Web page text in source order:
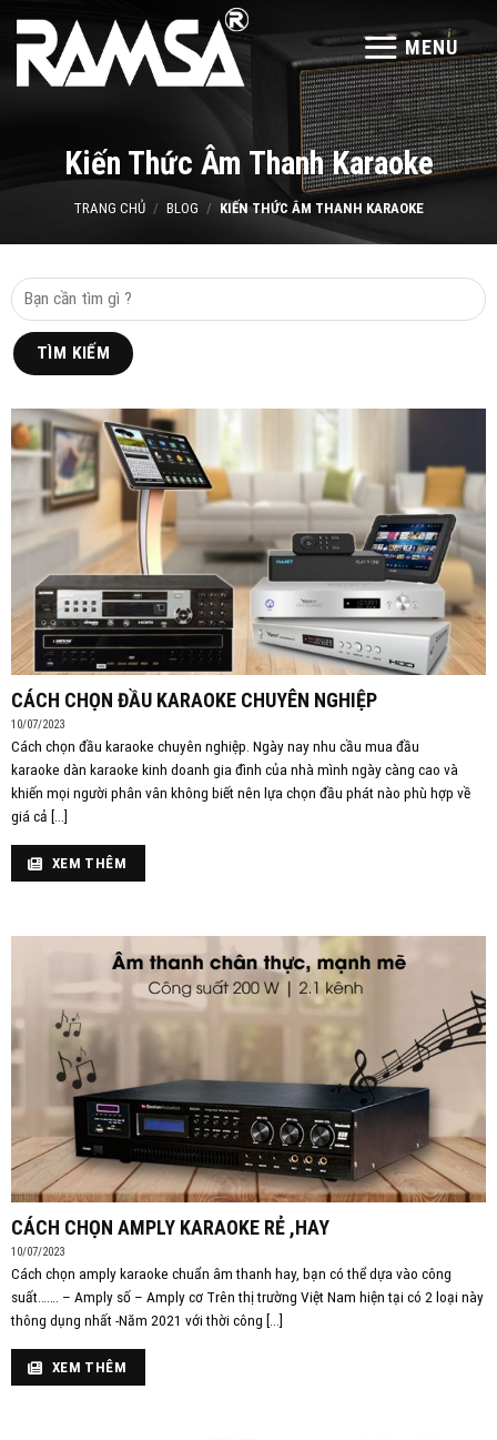
content
MENU
Kiến Thức Âm Thanh Karaoke
TRANG CHỦ / BLOG / KIẾN THỨC ÂM THANH KARAOKE
CÁCH CHỌN ĐẦU KARAOKE CHUYÊN NGHIỆP
10/07/2023
Cách chọn đầu karaoke chuyên nghiệp. Ngày nay nhu cầu mua đầu
karaoke dàn karaoke kinh doanh gia đình của nhà mình ngày càng cao và
khiến mọi người phân vân không biết nên lựa chọn đầu phát nào phù hợp về
giá cả [...]
XEM THÊM
CÁCH CHỌN AMPLY KARAOKE RẺ ,HAY
10/07/2023
Cách chọn amply karaoke chuẩn âm thanh hay, bạn có thể dựa vào công
suất……. – Amply số – Amply cơ Trên thị trường Việt Nam hiện tại có 2 loại này
thông dụng nhất -Năm 2021 với thời công [...]
XEM THÊM